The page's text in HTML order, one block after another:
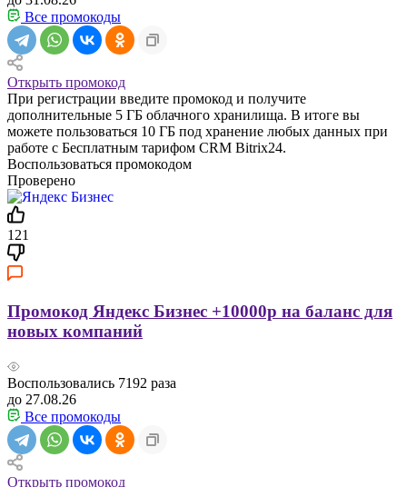
Все промокоды
Открыть промокод
При регистрации введите промокод и получите
дополнительные 5 ГБ облачного хранилища. В итоге вы
можете пользоваться 10 ГБ под хранение любых данных при
работе с Бесплатным тарифом CRM Bitrix24.
Воспользоваться промокодом
Проверено
121
Промокод Яндекс Бизнес +10000р на баланс для
новых компаний
Воспользовались 7192 раза
до 27.08.26
Все промокоды
Открыть промокод